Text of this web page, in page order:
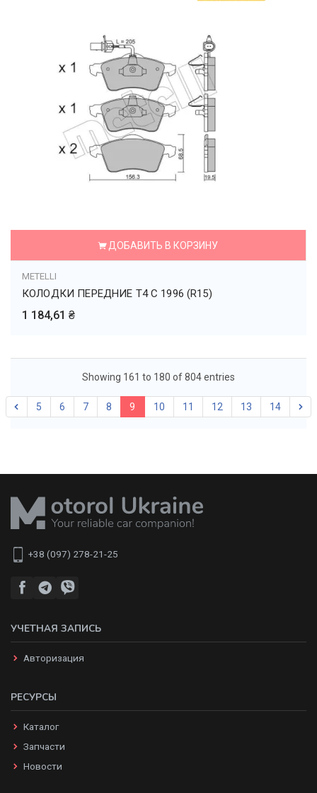
ДОБАВИТЬ В КОРЗИНУ
METELLI
КОЛОДКИ ПЕРЕДНИЕ T4 С 1996 (R15)
1 184,61 ₴
Showing 161 to 180 of 804 entries
5 6 7 8 9 10 11 12 13 14
+38 (097) 278-21-25
УЧЕТНАЯ ЗАПИСЬ
Авторизация
РЕСУРСЫ
Каталог
Запчасти
Новости